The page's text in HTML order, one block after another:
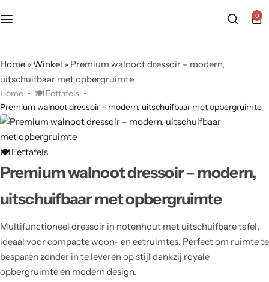
0
Home »Winkel » Premium walnoot dressoir – modern,
uitschuifbaar met opbergruimte
Home
🍽️ Eettafels
Premium walnoot dressoir – modern, uitschuifbaar met opbergruimte
🍽️ Eettafels
Premium walnoot dressoir – modern,
uitschuifbaar met opbergruimte
Multifunctioneel dressoir in notenhout met uitschuifbare tafel,
ideaal voor compacte woon- en eetruimtes. Perfect om ruimte te
besparen zonder in te leveren op stijl dankzij royale
opbergruimte en modern design.